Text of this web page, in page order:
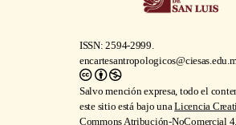
ISSN: 2594-2999.
Salvo mención expresa, todo el
este sitio está bajo unaLicencia
Commons Atribución-NoComercial